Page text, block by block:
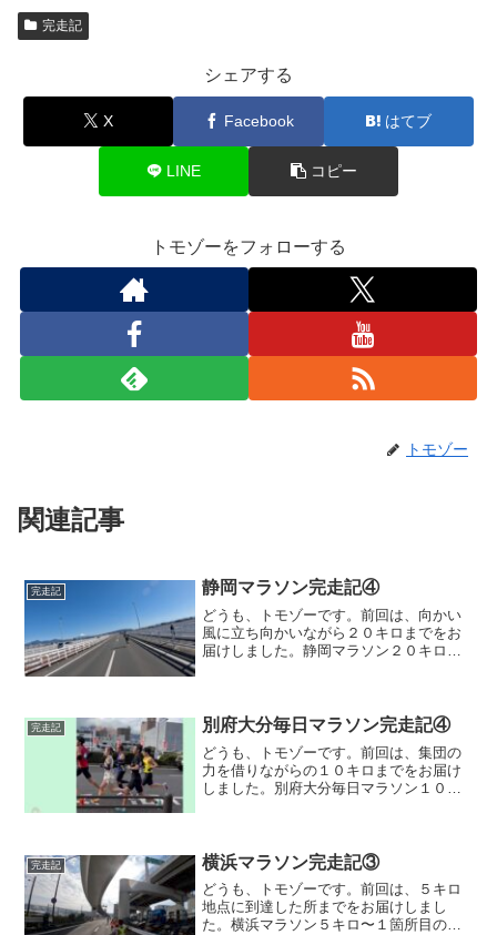
完走記
シェアする
X Facebook はてブ
LINE コピー
トモゾーをフォローする
トモゾー
関連記事
完走記 静岡マラソン完走記④
どうも、トモゾーです。前回は、向かい
風に立ち向かいながら２０キロまでをお
届けしました。静岡マラソン２０キロ〜
間点。中間点は、１時間２...
完走記 別府大分毎日マラソン完走記④
どうも、トモゾーです。前回は、集団の
力を借りながらの１０キロまでをお届け
しました。別府大分毎日マラソン１０キ
がわかりました。周りの集...
完走記 横浜マラソン完走記③
どうも、トモゾーです。前回は、５キロ
地点に到達した所までをお届けしまし
た。横浜マラソン５キロ〜１箇所目の給